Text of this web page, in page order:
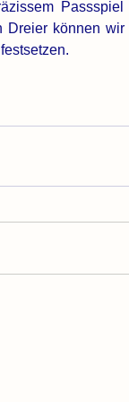
können